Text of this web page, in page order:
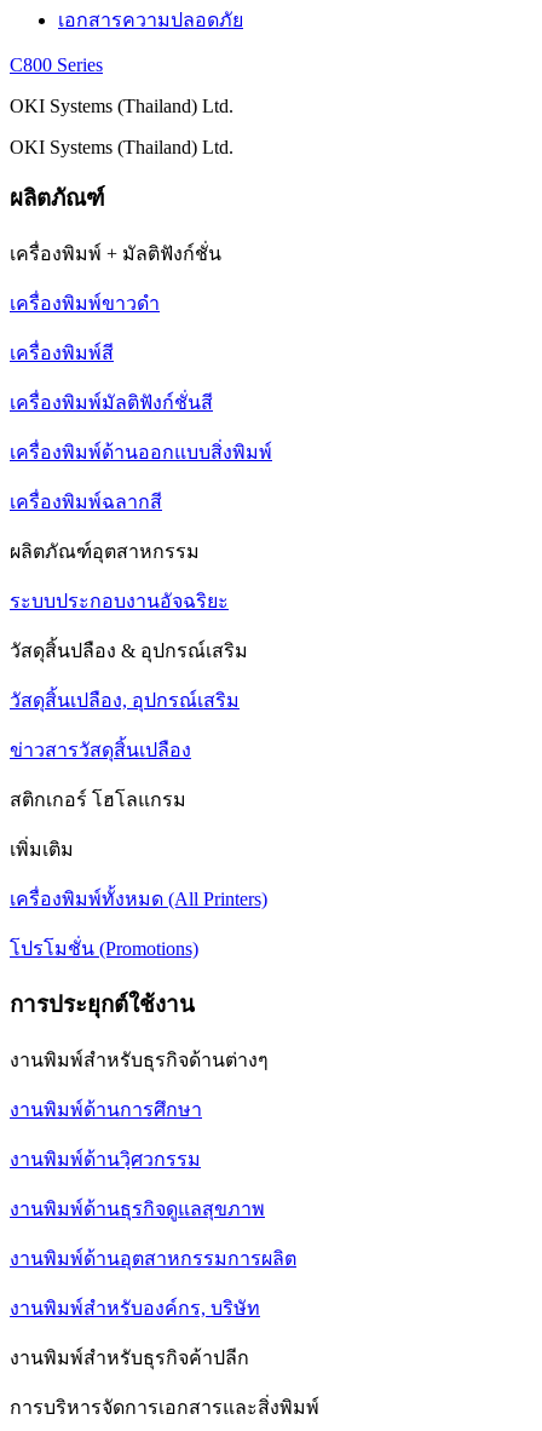
เอกสารความปลอดภัย
C800 Series
OKI Systems (Thailand) Ltd.
OKI Systems (Thailand) Ltd.
ผลิตภัณฑ์
เครื่องพิมพ์ + มัลติฟังก์ชั่น
เครื่องพิมพ์ขาวดำ
เครื่องพิมพ์สี
เครื่องพิมพ์มัลติฟังก์ชั่นสี
เครื่องพิมพ์ด้านออกแบบสิ่งพิมพ์
เครื่องพิมพ์ฉลากสี
ผลิตภัณฑ์อุตสาหกรรม
ระบบประกอบงานอัจฉริยะ
วัสดุสิ้นปลือง & อุปกรณ์เสริม
วัสดุสิ้นเปลือง, อุปกรณ์เสริม
ข่าวสารวัสดุสิ้นเปลือง
สติกเกอร์ โฮโลแกรม
เพิ่มเติม
เครื่องพิมพ์ทั้งหมด (All Printers)
โปรโมชั่น (Promotions)
การประยุกต์ใช้งาน
งานพิมพ์สำหรับธุรกิจด้านต่างๆ
งานพิมพ์ด้านการศึกษา
งานพิมพ์ด้านวฺิศวกรรม
งานพิมพ์ด้านธุรกิจดูแลสุขภาพ
งานพิมพ์ด้านอุตสาหกรรมการผลิต
งานพิมพ์สำหรับองค์กร, บริษัท
งานพิมพ์สำหรับธุรกิจค้าปลีก
การบริหารจัดการเอกสารและสิ่งพิมพ์